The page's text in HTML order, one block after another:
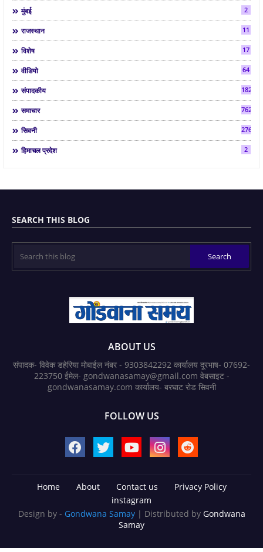
मुंबई 2
राजस्थान 11
विशेष 17
वीडियो 64
संपादकीय 182
समाचार 7624
सिवनी 2763
हिमाचल प्रदेश 2
SEARCH THIS BLOG
ABOUT US
संपादक- विवेक डहेरिया मोबाईल नंबर - 9303842292 कार्यालय दूरभाष- 07692-
223750 ईमेल- gondwanasamay@gmail.com वेबसाइट -
gondwanasamay.com कार्यालय- बरघाट रोड सिवनी
FOLLOW US
Home About Contact us
Privacy Policy
instagram
Design by - Gondwana Samay | Distributed by Gondwana
Samay